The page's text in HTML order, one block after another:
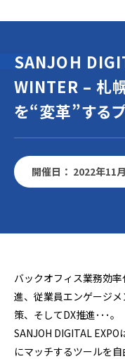
SANJOH
WINTER – 札
を“変革”する
開催日： 2022年11
バックオフィス業務効
進、従業員エンゲージ
策、そしてDX推進･･･。
SANJOH DIGITAL
にマッチするツールを